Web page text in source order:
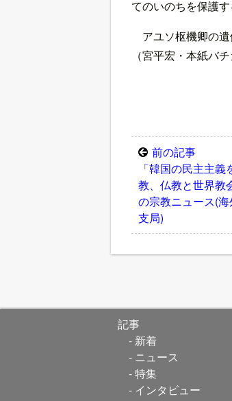
てのいのちを保護
アユソ枢機卿の
（宮平宏・本紙バ
前の記事
「韓国の民主主
教、仏教と世界教
の宗教ニュース(
支局)
記事
新着
ニュース
特集
インタビュー